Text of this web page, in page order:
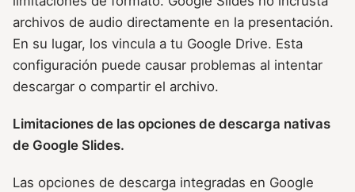
archivos de audio directamente en la presentación.
En su lugar, los vincula a tu Google Drive. Esta
configuración puede causar problemas al intentar
descargar o compartir el archivo.
Limitaciones de las opciones de descarga nativas
de Google Slides.
Las opciones de descarga integradas en Google